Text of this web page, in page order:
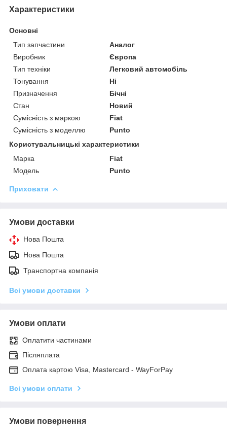
Характеристики
Основні
Тип запчастини
Аналог
Виробник
Європа
Тип техніки
Легковий автомобіль
Тонування
Ні
Призначення
Бічні
Стан
Новий
Сумісність з маркою
Fiat
Сумісність з моделлю
Punto
Користувальницькі характеристики
Марка
Fiat
Модель
Punto
Приховати
Умови доставки
Нова Пошта
Нова Пошта
Транспортна компанія
Всі умови доставки
Умови оплати
Оплатити частинами
Післяплата
Оплата картою Visa, Mastercard - WayForPay
Всі умови оплати
Умови повернення